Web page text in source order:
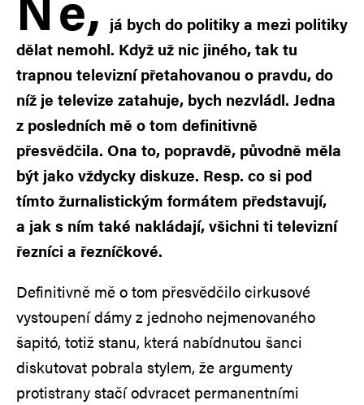
já bych do politiky a mezi politiky
dělat nemohl. Když už nic jiného, tak tu
trapnou televizní přetahovanou o pravdu, do
níž je televize zatahuje, bych nezvládl. Jedna
z posledních mě o tom definitivně
přesvědčila. Ona to, popravdě, původně měla
být jako vždycky diskuze. Resp. co si pod
tímto žurnalistickým formátem představují,
a jak s ním také nakládají, všichni ti televizní
řezníci a řezníčkové.
Definitivně mě o tom přesvědčilo cirkusové
vystoupení dámy z jednoho nejmenovaného
šapitó, totiž stanu, která nabídnutou šanci
diskutovat pobrala stylem, že argumenty
protistrany stačí odvracet permanentními